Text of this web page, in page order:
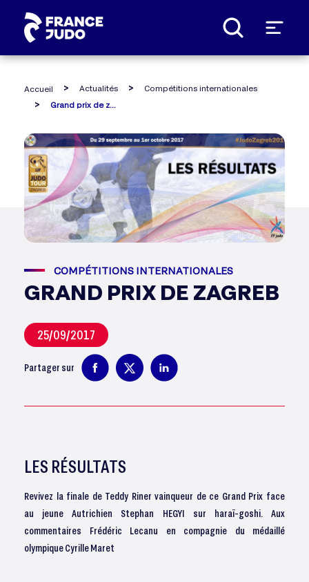
Accueil Actualités
Compétitions internationales
COMPÉTITIONS INTERNATIONALES
GRAND PRIX DE ZAGREB
25/09/2017
Partager sur
LES RÉSULTATS
Revivez la finale de Teddy Riner vainqueur de ce Grand Prix face
au jeune Autrichien Stephan HEGYI sur haraï-goshi. Aux
commentaires Frédéric Lecanu en compagnie du médaillé
olympique Cyrille Maret